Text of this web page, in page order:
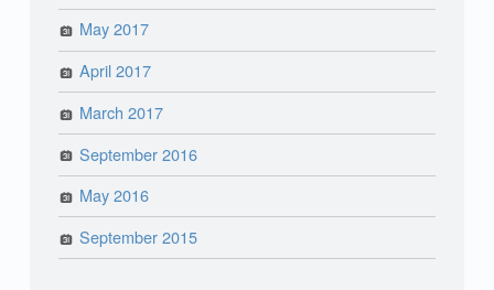
May 2017
April 2017
March 2017
September 2016
May 2016
September 2015